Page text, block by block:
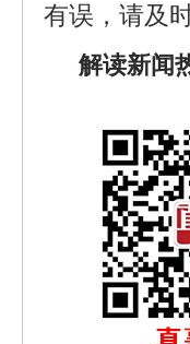
有误，请及
解读新闻